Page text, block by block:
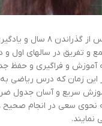
پس از گذراندن
و تفریق در سالهای اول و
آموزش و فراگیری و حفظ
این زمان که درس ریاضی
سریع و آسان جدول
نحوی سعی در انجام صحیح
نمایند.